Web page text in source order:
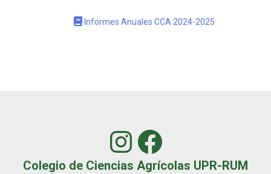
Informes Anuales CCA 2024-2025
Instagram
Facebook
Colegio de Ciencias Agrícolas UPR-RUM